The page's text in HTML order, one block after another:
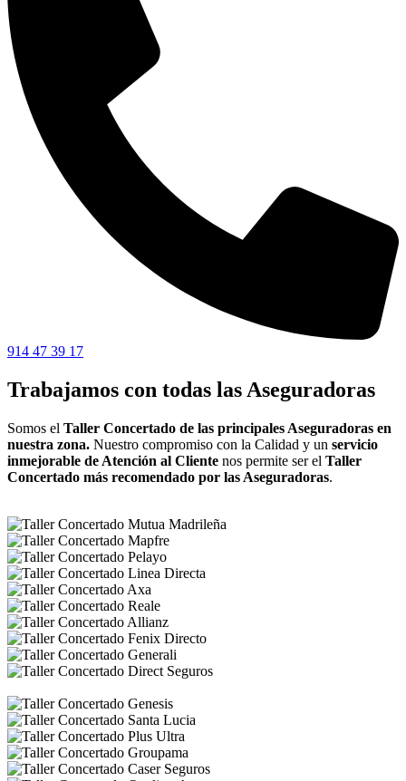
914 47 39 17
Trabajamos con todas las Aseguradoras
Somos el Taller Concertado de las principales Aseguradoras en
nuestra zona. Nuestro compromiso con la Calidad y un servicio
inmejorable de Atención al Cliente nos permite ser el Taller
Concertado más recomendado por las Aseguradoras.